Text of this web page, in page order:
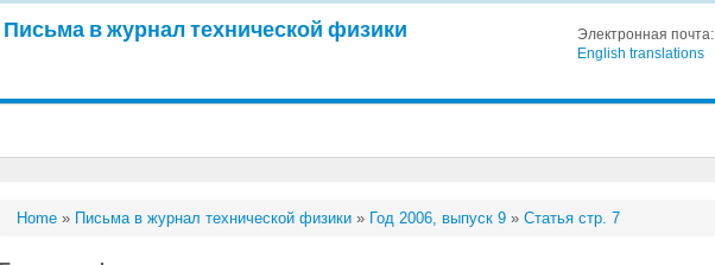
Письма в журнал технической физики Электронная почта:
English translations
Home » Письма в журнал технической физики » Год 2006, выпуск 9 »Статья стр. 7